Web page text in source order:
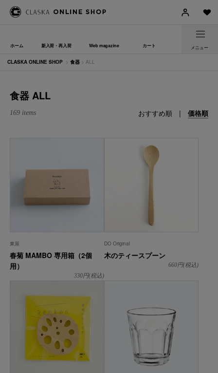
ホーム 新入荷・再入荷 Web magazine カート メニュー
CLASKA ONLINE SHOP > 食器 > ALL
食器 ALL
おすすめ順 | 価格順
169 items
東屋
春菊 MAMBO 専用箱（2個
用）
330円(税込)
DO Original
木のティースプーン
660円(税込)